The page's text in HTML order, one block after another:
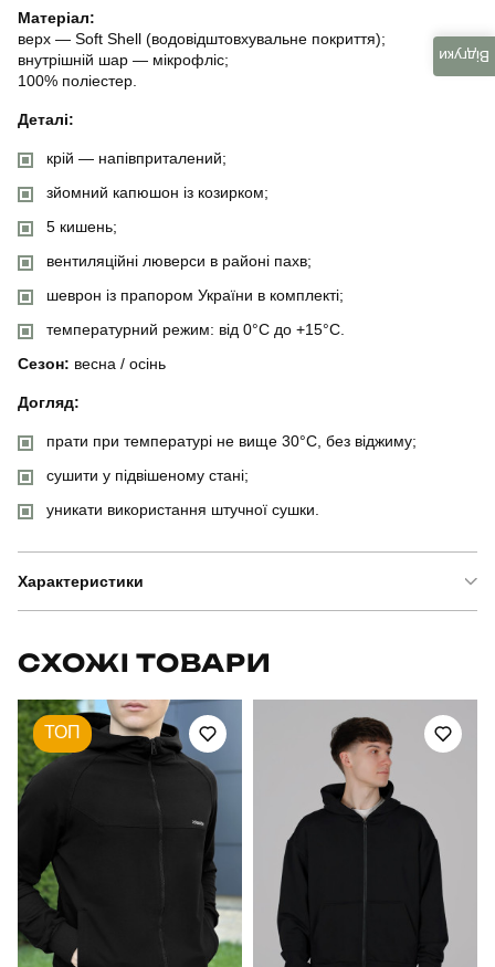
Матеріал:
верх — Soft Shell (водовідштовхувальне покриття);
внутрішній шар — мікрофліс;
100% поліестер.
Деталі:
крій — напівприталений;
зйомний капюшон із козирком;
5 кишень;
вентиляційні люверси в районі пахв;
шеврон із прапором України в комплекті;
температурний режим: від 0°C до +15°C.
Сезон: весна / осінь
Догляд:
прати при температурі не вище 30°C, без віджиму;
сушити у підвішеному стані;
уникати використання штучної сушки.
Характеристики
Артикул OWku1366Skt
Вид
для повсякденного носіння
Стать чоловічий
Стиль повсякденний
СХОЖІ ТОВАРИ
ТОП
Відгуки